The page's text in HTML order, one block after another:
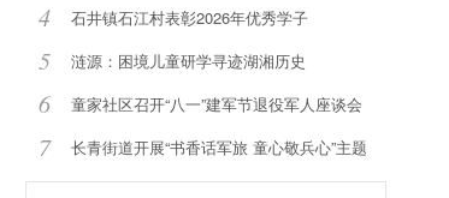
4 石井镇石江村表彰2026年优秀学子
5 涟源：困境儿童研学寻迹湖湘历史
6 童家社区召开“八一”建军节退役军人座谈会
7 长青街道开展“书香话军旅 童心敬兵心”主题